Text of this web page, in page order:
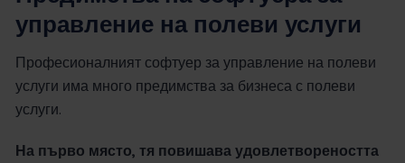
управление на полеви услуги
Професионалният софтуер за управление на полеви
услуги има много предимства за бизнеса с полеви
услуги.
На първо място, тя повишава удовлетвореността